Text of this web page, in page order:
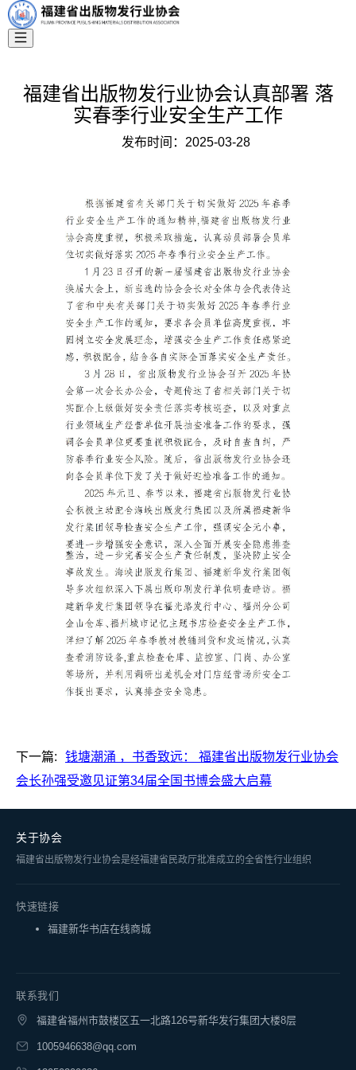
福建省出版物发行业协会认真部署 落
实春季行业安全生产工作
发布时间： 2025-03-28
下一篇:
钱塘潮涌 ，书香致远： 福建省出版物发行业协会
会长孙强受邀见证第34届全国书博会盛大启幕
关于协会
福建省出版物发行业协会是经福建省民政厅批准成立的全省性行业组织
快速链接
福建新华书店在线商城
联系我们
福建省福州市鼓楼区五一北路126号新华发行集团大楼8层
1005946638@qq.com